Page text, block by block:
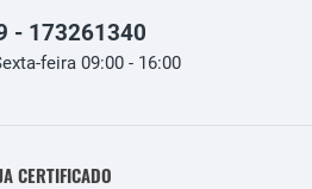
- 173261340
feira 09:00 - 16:00
CERTIFICADO